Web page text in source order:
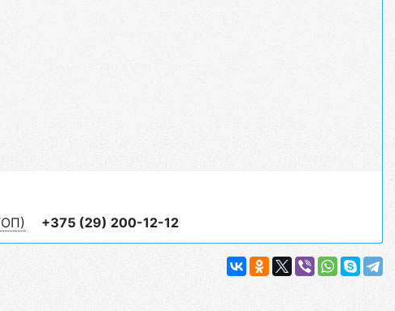
+375 (29) 200-12-12